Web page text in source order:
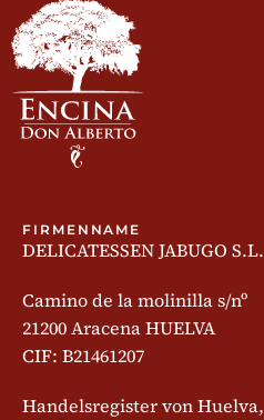
FIRMENNAME
DELICATESSEN JABUGO S.L.
Camino de la molinilla s/nº
21200 Aracena HUELVA
CIF: B21461207
Handelsregister von Huelva,